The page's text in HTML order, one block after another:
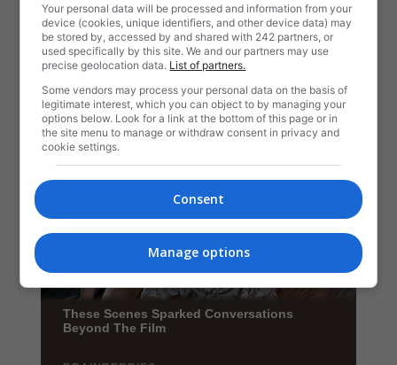
Your personal data will be processed and information from your
device (cookies, unique identifiers, and other device data) may
be stored by, accessed by and shared with 242 partners, or
used specifically by this site. We and our partners may use
precise geolocation data. List of partners.
Some vendors may process your personal data on the basis of
legitimate interest, which you can object to by managing your
options below. Look for a link at the bottom of this page or in
the site menu to manage or withdraw consent in privacy and
cookie settings.
Consent
Manage options